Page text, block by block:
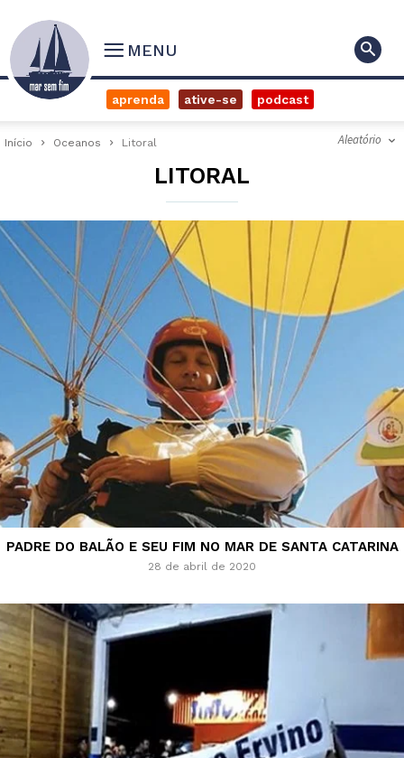
MENU
aprenda ative-se podcast
Início Oceanos Litoral Aleatório
LITORAL
PADRE DO BALÃO E SEU FIM NO MAR DE SANTA CATARINA
28 de abril de 2020